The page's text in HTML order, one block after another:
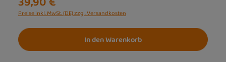
Preise inkl. MwSt. (DE) zzgl. Versandkosten
In den Warenkorb